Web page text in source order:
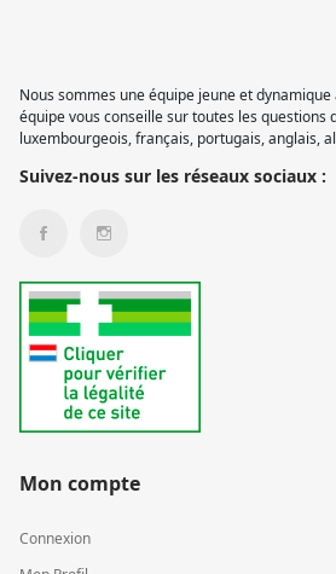
Nous sommes une équipe jeune et
équipe vous conseille sur toutes les questions
luxembourgeois, français, portugais, anglais,
Suivez-nous sur les réseaux sociaux :
Mon compte
Connexion